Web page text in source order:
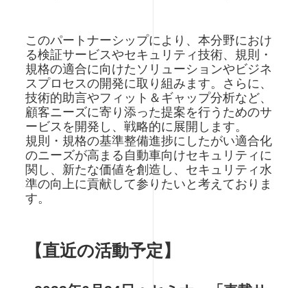
このパートナーシップにより、本分野におけ
る検証サービスやセキュリティ技術、規則・
規格の適合に向けたソリューションやビジネ
スプロセスの開発に取り組みます。さらに、
技術的助言やフィット＆ギャップ分析など、
顧客ニーズに寄り添った提案を行うためのサ
ービスを開発し、戦略的に展開します。
規則・規格の基準整備進捗にしたがい適合化
のニーズが高まる自動車向けセキュリティに
関し、新たな価値を創造し、セキュリティ水
準の向上に貢献して参りたいと考えておりま
す。
【直近の活動予定】